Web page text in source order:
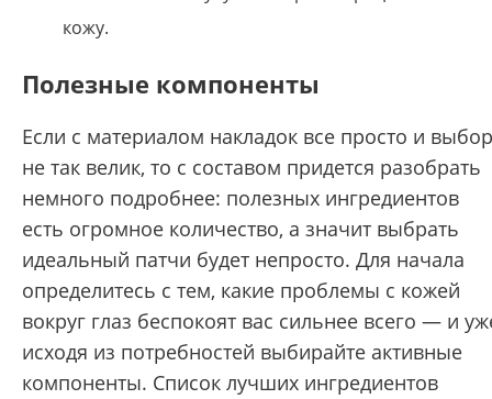
кожу.
Полезные компоненты
Если с материалом накладок все просто и выбор
не так велик, то с составом придется разобрать
немного подробнее: полезных ингредиентов
есть огромное количество, а значит выбрать
идеальный патчи будет непросто. Для начала
определитесь с тем, какие проблемы с кожей
вокруг глаз беспокоят вас сильнее всего — и
исходя из потребностей выбирайте активные
компоненты. Список лучших ингредиентов